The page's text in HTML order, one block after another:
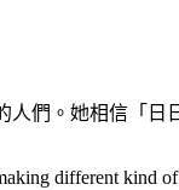
們。她相信「日
different kind